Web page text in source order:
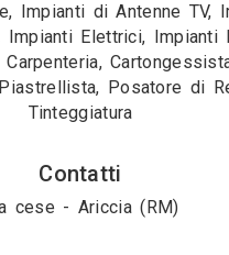
Impianti di Antenne TV,
Impianti Elettrici, Impianti
Posatore di
Tinteggiatura
Contatti
cese - Ariccia (RM)